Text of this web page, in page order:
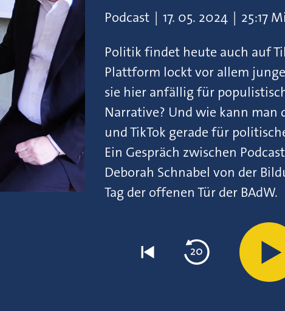
Podcast | 17. 05. 2024 | 25:17
Politik findet heute auch auf
Plattform lockt vor allem
sie hier anfällig für
Narrative? Und wie kann man
und TikTok gerade für
Ein Gespräch zwischen
Deborah Schnabel von der
Tag der offenen Tür der BAdW.